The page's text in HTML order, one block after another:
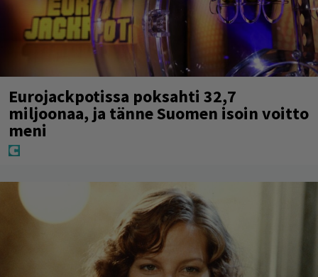
Eurojackpotissa poksahti 32,7
miljoonaa, ja tänne Suomen isoin voitto
meni